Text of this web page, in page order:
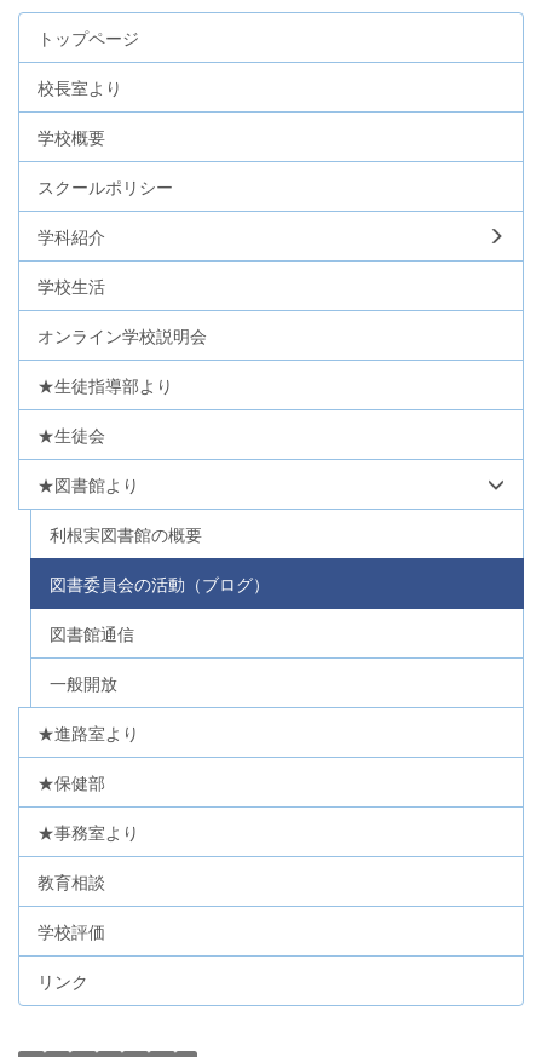
トップページ
校長室より
学校概要
スクールポリシー
学科紹介
学校生活
オンライン学校説明会
★生徒指導部より
★生徒会
★図書館より
利根実図書館の概要
図書委員会の活動（ブログ）
図書館通信
一般開放
★進路室より
★保健部
★事務室より
教育相談
学校評価
リンク